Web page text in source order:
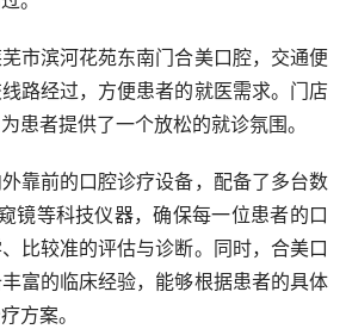
市滨河花苑东南门合美口腔，交通便
路经过，方便患者的就医需求。门店
患者提供了一个放松的就诊氛围。
靠前的口腔诊疗设备，配备了多台数
镜等科技仪器，确保每一位患者的口
比较准的评估与诊断。同时，合美口
富的临床经验，能够根据患者的具体
方案。